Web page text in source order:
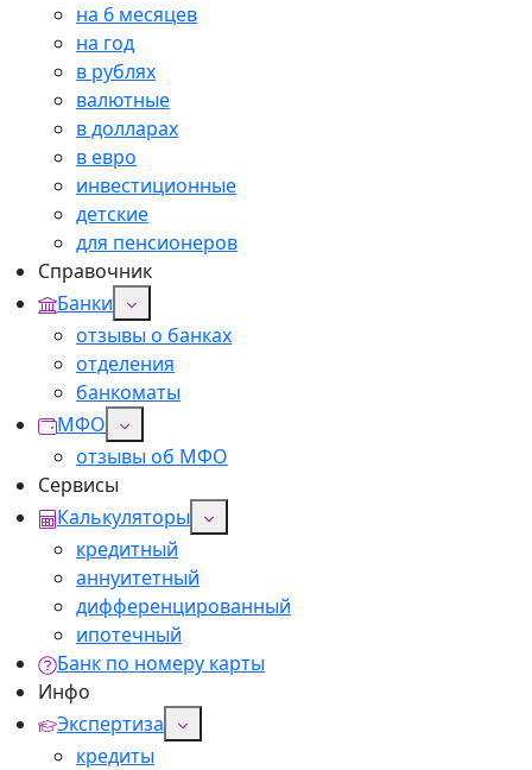
на 6 месяцев
на год
в рублях
валютные
в долларах
в евро
инвестиционные
детские
для пенсионеров
Справочник
Банки
отзывы о банках
отделения
банкоматы
МФО
отзывы об МФО
Сервисы
Калькуляторы
кредитный
аннуитетный
дифференцированный
ипотечный
Банк по номеру карты
Инфо
Экспертиза
кредиты